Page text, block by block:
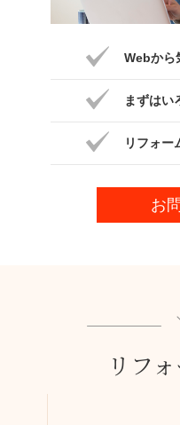
Webから
まずはい
リフォー
お
リフ